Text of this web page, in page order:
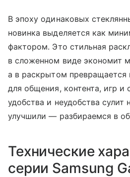
В эпоху одинаковых
новинка выделяется как
фактором. Это стильная
в сложенном виде экономит
а в раскрытом превращается
для общения, контента, игр и
удобства и неудобства сулит
улучшили — разбираемся в
Технические
серии Samsung